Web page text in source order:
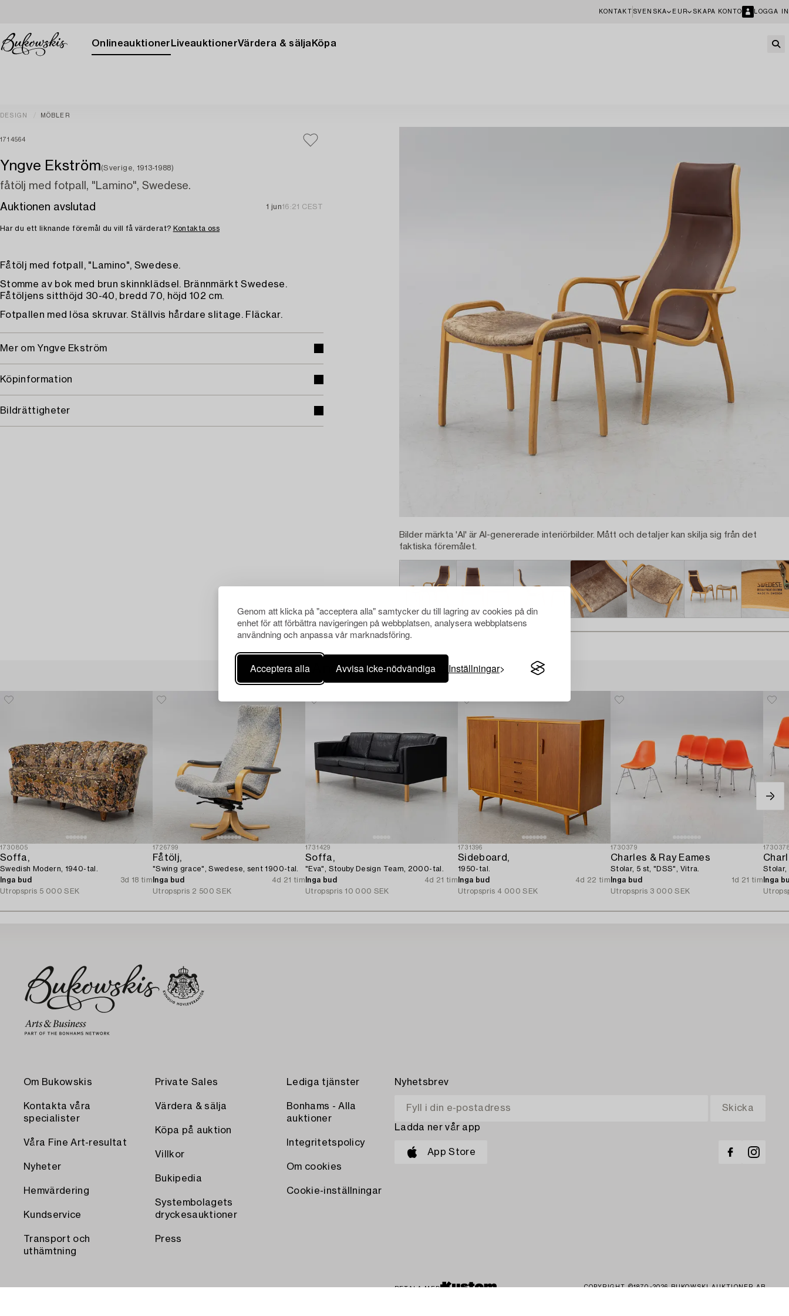
Genom att klicka på "acceptera alla" samtycker du till lagring av cookies på din
enhet för att förbättra navigeringen på webbplatsen, analysera webbplatsens
användning och anpassa vår marknadsföring.
Acceptera alla Avvisa icke-nödvändiga Inställningar
KONTAKT SVENSKA EUR SKAPA KONTO LOGGA IN
Onlineauktioner LiveauktionerVärdera & sälja Köpa
DESIGN MÖBLER
1714564
Yngve Ekström(Sverige, 1913-1988)
fåtölj med fotpall, "Lamino", Swedese.
Auktionen avslutad
1 jun16:21 CEST
Har du ett liknande föremål du vill få värderat? Kontakta oss
Fåtölj med fotpall, "Lamino", Swedese.
Stomme av bok med brun skinnklädsel. Brännmärkt Swedese.
Fåtöljens sitthöjd 30-40, bredd 70, höjd 102 cm.
Fotpallen med lösa skruvar. Ställvis hårdare slitage. Fläckar.
Mer om Yngve Ekström
Köpinformation
Bildrättigheter
Bilder märkta 'AI' är AI-genererade interiörbilder. Mått och detaljer kan skilja sig från det
faktiska föremålet.
Andra har även tittat på
1730805
Soffa,
Swedish Modern, 1940-tal.
Inga bud
3d 18 tim
Utropspris 5 000 SEK
1726799
Fåtölj,
"Swing grace", Swedese, sent 1900-tal.
Inga bud
4d 21 tim
Utropspris 2 500 SEK
1731429
Soffa,
"Eva", Stouby Design Team, 2000-tal.
Inga bud
4d 21 tim
Utropspris 10 000 SEK
1731396
Sideboard,
1950-tal.
Inga bud
4d 22 tim
Utropspris 4 000 SEK
1730379
Charles & Ray Eames
Stolar, 5 st, "DSS", Vitra.
Inga bud
1d 21 tim
Utropspris 3 000 SEK
Stolar,
Inga
Om Bukowskis
Kontakta våra
specialister
Våra Fine Art-resultat
Nyheter
Hemvärdering
Kundservice
Transport och
uthämtning
Private Sales
Värdera & sälja
Köpa på auktion
Villkor
Bukipedia
Systembolagets
dryckesauktioner
Press
Lediga tjänster
Bonhams - Alla
auktioner
Integritetspolicy
Om cookies
Cookie-inställningar
Nyhetsbrev
Ladda ner vår app
App Store
BETALA MED COPYRIGHT ©1870-2026 BUKOWSKI AUKTIONER AB